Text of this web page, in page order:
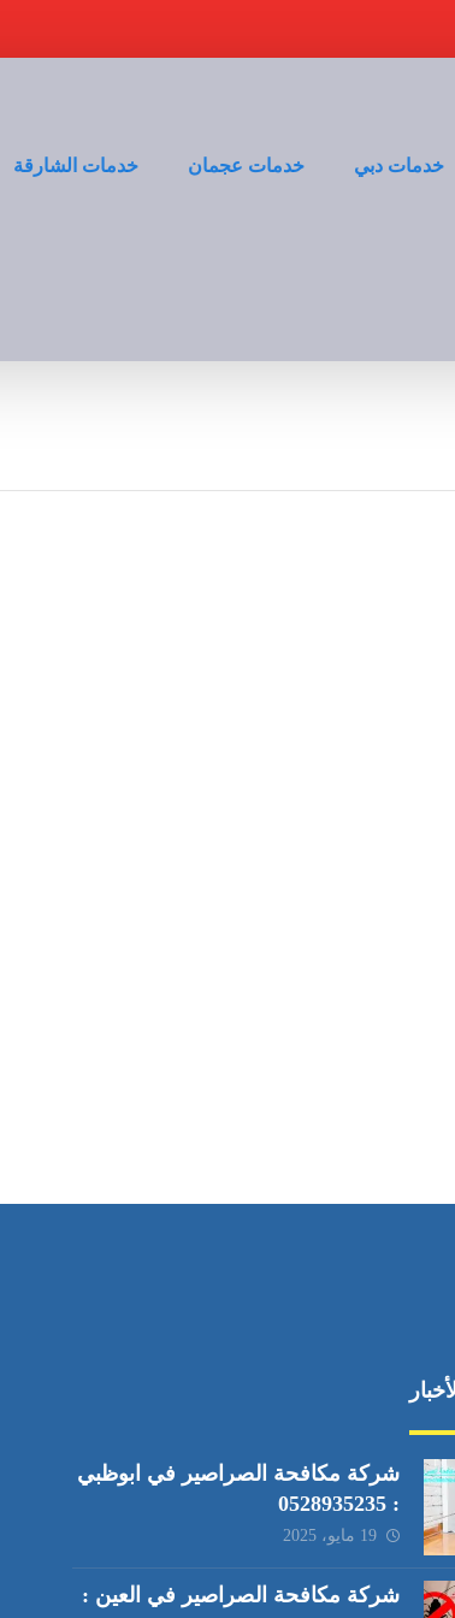
خدمات دبي خدمات عجمان خدمات الشارقة
شركة مكافحة الصراصير في ابوظبي
: 0528935235
19 مايو، 2025
شركة مكافحة الصراصير في العين :